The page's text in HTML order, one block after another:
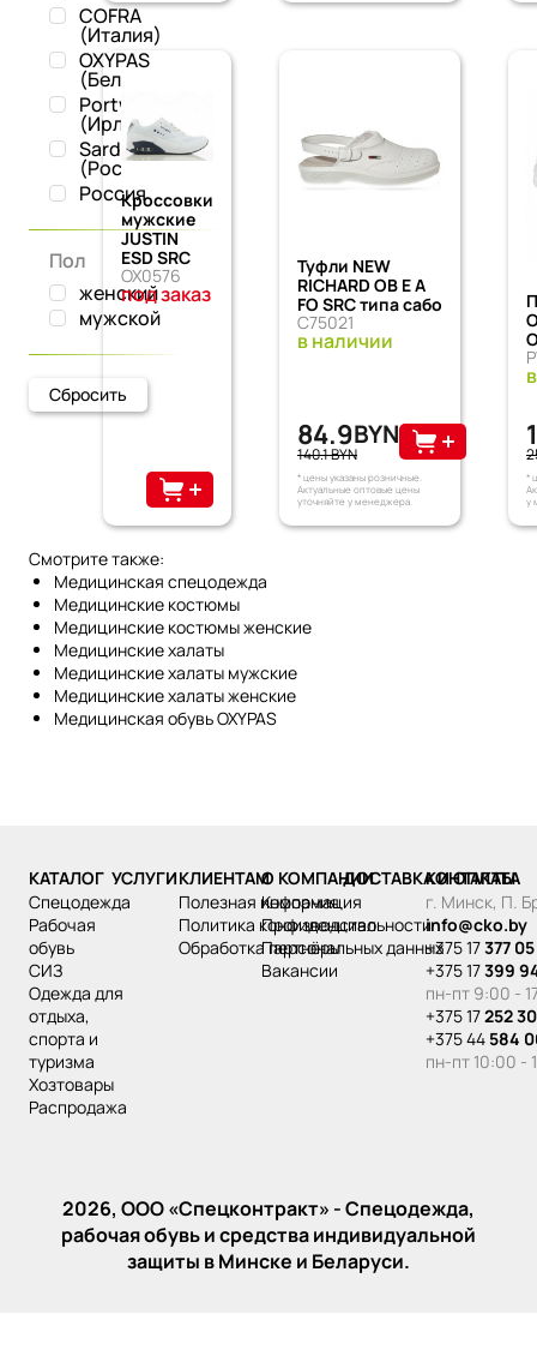
COFRA
(Италия)
OXYPAS
(Бельгия)
Portwest
(Ирландия)
Sardonix
(Россия)
Россия
Пол
женский
мужской
Сбросить
Кроссовки
мужские
JUSTIN
ESD SRC
OX0576
под заказ
Туфли NEW
RICHARD OB E A
FO SRC типа сабо
C75021
в наличии
84.9BYN
140.1 BYN
* цены указаны розничные.
Актуальные оптовые цены
уточняйте у менеджера.
*
у
Смотрите также:
Медицинcкая спецодежда
Медицинские костюмы
Медицинские костюмы женские
Медицинские халаты
Медицинские халаты мужские
Медицинские халаты женские
Медицинская обувь OXYPAS
КАТАЛОГ
спецодежда
рабочая
обувь
СИЗ
одежда для
отдыха,
спорта и
туризма
хозтовары
распродажа
УСЛУГИКЛИЕНТАМ
Полезная информация
Политика конфиденциальности
Обработка персональных данных
О КОМПАНИИ
Компания
Производство
Партнёры
Вакансии
ДОСТАВКА И ОПЛАТА
КОНТАКТЫ
г. Минск, П.
info@cko.by
+375 17377
+375 17399
пн-пт 9:00 -
+375 17252
+375 44 584
пн-пт 10:00 -
2026, ООО «‎Спецконтракт» - Спецодежда,
рабочая обувь и средства индивидуальной
защиты в Минске и Беларуси.